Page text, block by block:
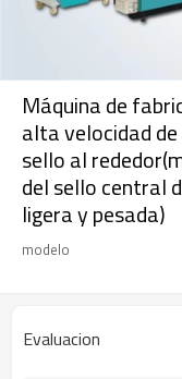
Máquina de
alta velocidad
sello al
del sello central
ligera y pesada)
modelo
Evaluacion